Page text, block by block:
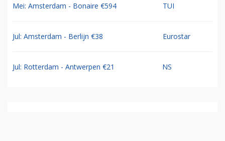
Mei: Amsterdam - Bonaire €594 TUI
Jul: Amsterdam - Berlijn €38 Eurostar
Jul: Rotterdam - Antwerpen €21 NS